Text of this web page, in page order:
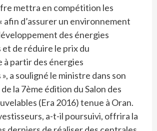
mettra en compétition les
afin d’assurer un environnement
des énergies
de réduire le prix du
partir des énergies
a souligné le ministre dans son
la 7ème édition du Salon des
(Era 2016) tenue à Oran.
a-t-il poursuivi, offrira la